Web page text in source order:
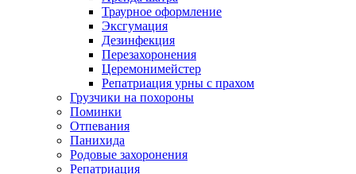
Траурное оформление
Эксгумация
Дезинфекция
Перезахоронения
Церемонимейстер
Репатриация урны с прахом
Грузчики на похороны
Поминки
Отпевания
Панихида
Родовые захоронения
Репатриация